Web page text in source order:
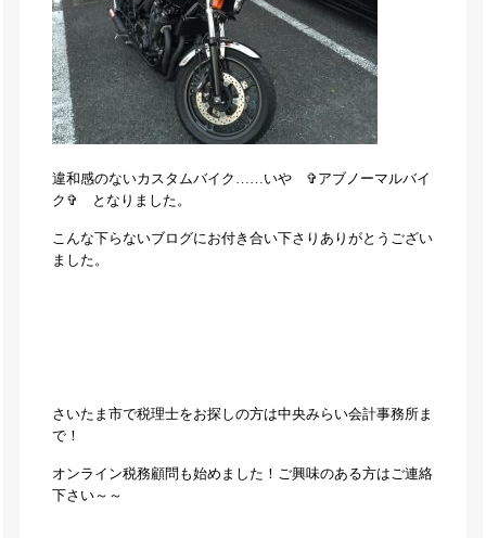
違和感のないカスタムバイク……いや ✞アブノーマルバイ
ク✞ となりました。
こんな下らないブログにお付き合い下さりありがとうござい
ました。
さいたま市で税理士をお探しの方は中央みらい会計事務所ま
で！
オンライン税務顧問も始めました！ご興味のある方はご連絡
下さい～～